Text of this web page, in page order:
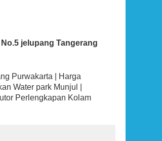
jelupang Tangerang
Purwakarta | Harga
Water park Munjul |
Perlengkapan Kolam